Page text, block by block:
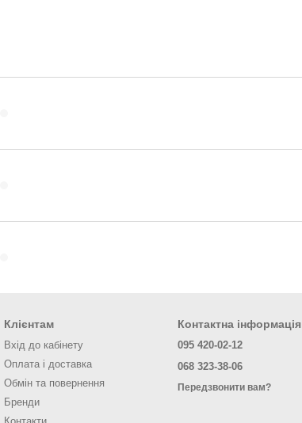
Клієнтам
Вхід до кабінету
Оплата і доставка
Обмін та повернення
Бренди
Контактна інформація
095 420-02-12
068 323-38-06
Передзвонити вам?